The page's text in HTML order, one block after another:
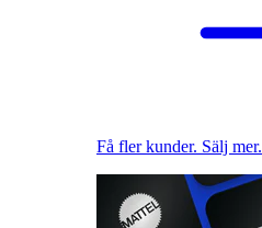
Få fler kunder. Sälj mer.